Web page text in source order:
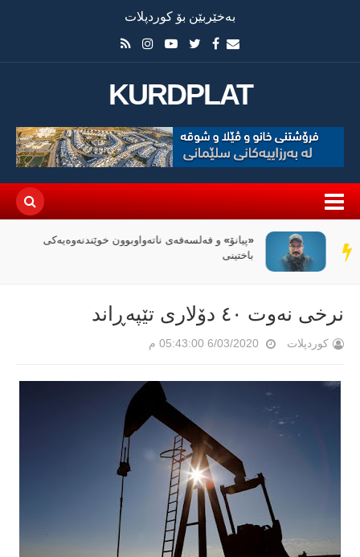
بەخێربێن بۆ کوردپلات
KURDPLAT
سەر
دێڕ
«پیانۆ» و فەلسەفەی ناتەواوبوون خوێندنەوەیەکی
باختینی
نرخی نەوت ٤٠ دۆلاری تێپەڕاند
کوردپلات 6/03/2020 05:43:00 م